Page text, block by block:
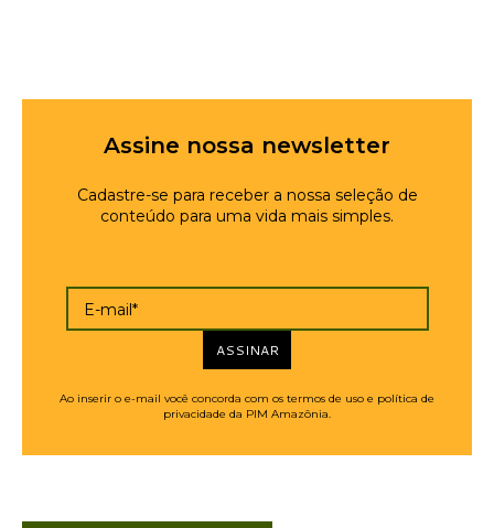
Assine nossa newsletter
Cadastre-se para receber a nossa seleção de
conteúdo para uma vida mais simples.
E-mail*
ASSINAR
Ao inserir o e-mail você concorda com os termos de uso e política de
privacidade da PIM Amazônia.